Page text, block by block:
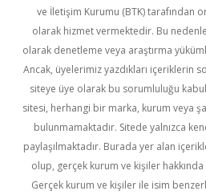
ve İletişim Kurumu (BTK) tarafından
olarak hizmet vermektedir. Bu
olarak denetleme veya araştırma
Ancak, üyelerimiz yazdıkları içeriklerin
siteye üye olarak bu sorumluluğu
sitesi, herhangi bir marka, kurum veya
bulunmamaktadır. Sitede yalnızca
paylaşılmaktadır. Burada yer alan
olup, gerçek kurum ve kişiler hakkında
Gerçek kurum ve kişiler ile isim